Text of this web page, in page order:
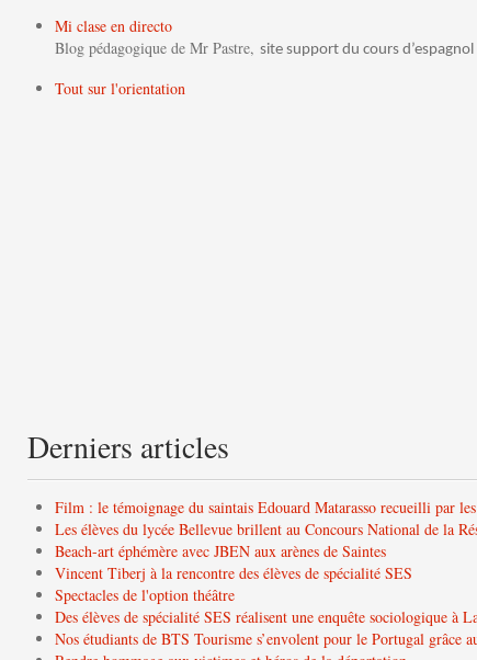
Mi clase en directo
Blog pédagogique de Mr Pastre, site support du cours d’espagnol
Tout sur l'orientation
Derniers articles
Film : le témoignage du saintais Edouard Matarasso recueilli par
Les élèves du lycée Bellevue brillent au Concours National de la
Beach-art éphémère avec JBEN aux arènes de Saintes
Vincent Tiberj à la rencontre des élèves de spécialité SES
Spectacles de l'option théâtre
Des élèves de spécialité SES réalisent une enquête sociologique à
Nos étudiants de BTS Tourisme s’envolent pour le Portugal grâce